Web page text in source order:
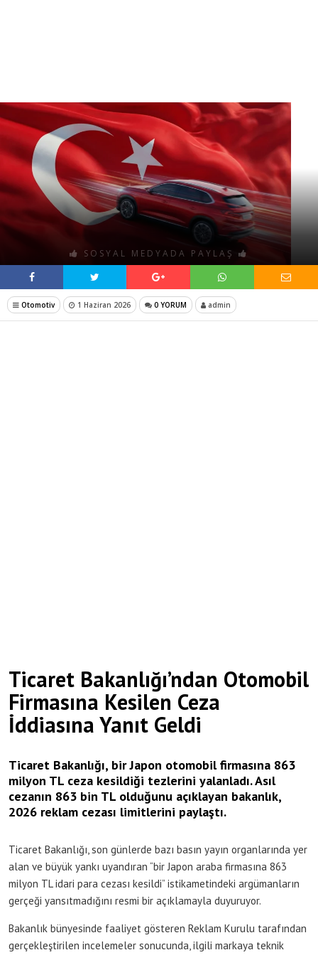
SOSYAL MEDYADA PAYLAŞ
Otomotiv 1 Haziran 2026 0 YORUM admin
Ticaret Bakanlığı’ndan Otomobil
Firmasına Kesilen Ceza
İddiasına Yanıt Geldi
Ticaret Bakanlığı, bir Japon otomobil firmasına 863
milyon TL ceza kesildiği tezlerini yalanladı. Asıl
cezanın 863 bin TL olduğunu açıklayan bakanlık,
2026 reklam cezası limitlerini paylaştı.
Ticaret Bakanlığı, son günlerde bazı basın yayın organlarında yer
alan ve büyük yankı uyandıran “bir Japon araba firmasına 863
milyon TL idari para cezası kesildi” istikametindeki argümanların
gerçeği yansıtmadığını resmi bir açıklamayla duyuruyor.
Bakanlık bünyesinde faaliyet gösteren Reklam Kurulu tarafından
gerçekleştirilen incelemeler sonucunda, ilgili markaya teknik